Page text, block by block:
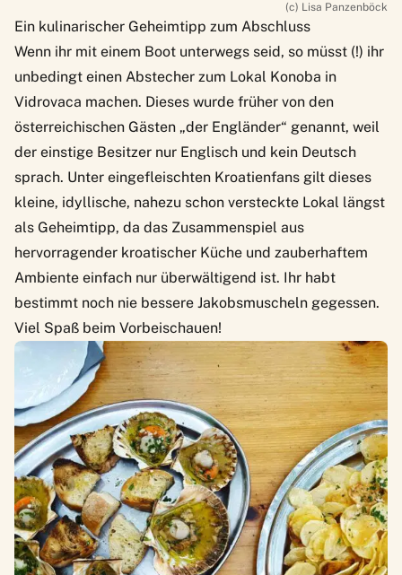
(c) Lisa Panzenböck
Ein kulinarischer Geheimtipp zum Abschluss
Wenn ihr mit einem Boot unterwegs seid, so müsst (!) ihr
unbedingt einen Abstecher zum Lokal Konoba in
Vidrovaca machen. Dieses wurde früher von den
österreichischen Gästen „der Engländer“ genannt, weil
der einstige Besitzer nur Englisch und kein Deutsch
sprach. Unter eingefleischten Kroatienfans gilt dieses
kleine, idyllische, nahezu schon versteckte Lokal längst
als Geheimtipp, da das Zusammenspiel aus
hervorragender kroatischer Küche und zauberhaftem
Ambiente einfach nur überwältigend ist. Ihr habt
bestimmt noch nie bessere Jakobsmuscheln gegessen.
Viel Spaß beim Vorbeischauen!